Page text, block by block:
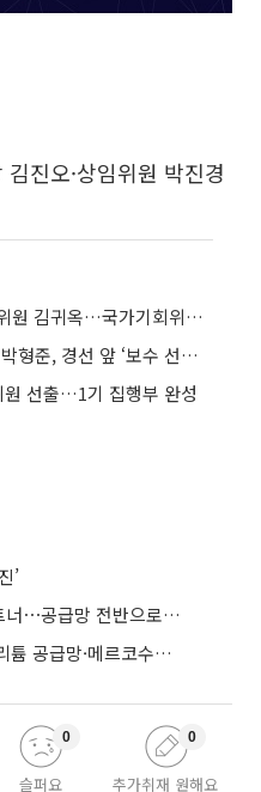
진오·상임위원 박진경
국가기회위기대위위원장 이창훈
"손현보 아들까지 끌어왔다"…박형준, 경선 앞 ‘보수 선명성’ 승부수
원 선출…1기 집행부 완성
’
이 대통령 “아르헨, 최적의 파트너⋯공급망 전반으로 확대”
이 대통령, 아르헨티나 도착…리튬 공급망·메르코수르 협력 논의
슬퍼요
0
추가취재 원해요
0